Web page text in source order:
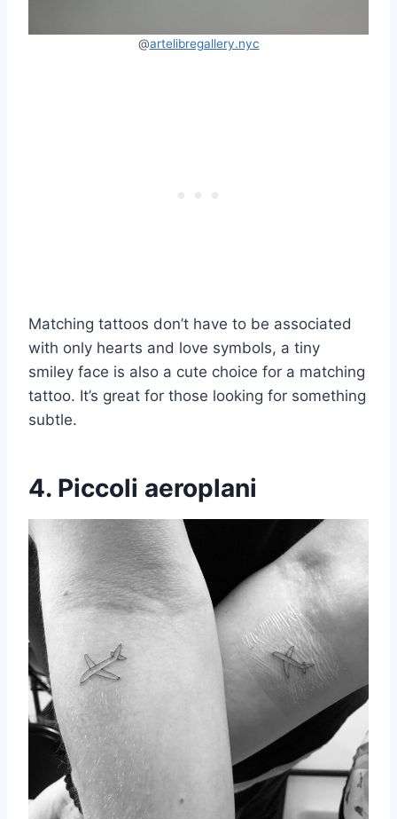
@artelibregallery.nyc
Matching tattoos don’t have to be associated
with only hearts and love symbols, a tiny
smiley face is also a cute choice for a matching
tattoo. It’s great for those looking for something
subtle.
4. Piccoli aeroplani